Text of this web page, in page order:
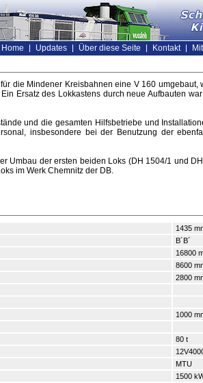
Home Updates Über diese Seite Kontakt
die Mindener Kreisbahnen eine V 160 umgebaut,
Ersatz des Lokkastens durch neue Aufbauten
und die gesamten Hilfsbetriebe und
insbesondere bei der Benutzung der
Umbau der ersten beiden Loks (DH 1504/1 und
im Werk Chemnitz der DB.
1435
B´B´
16800
8600
2800
1000
80 t
MTU
1500